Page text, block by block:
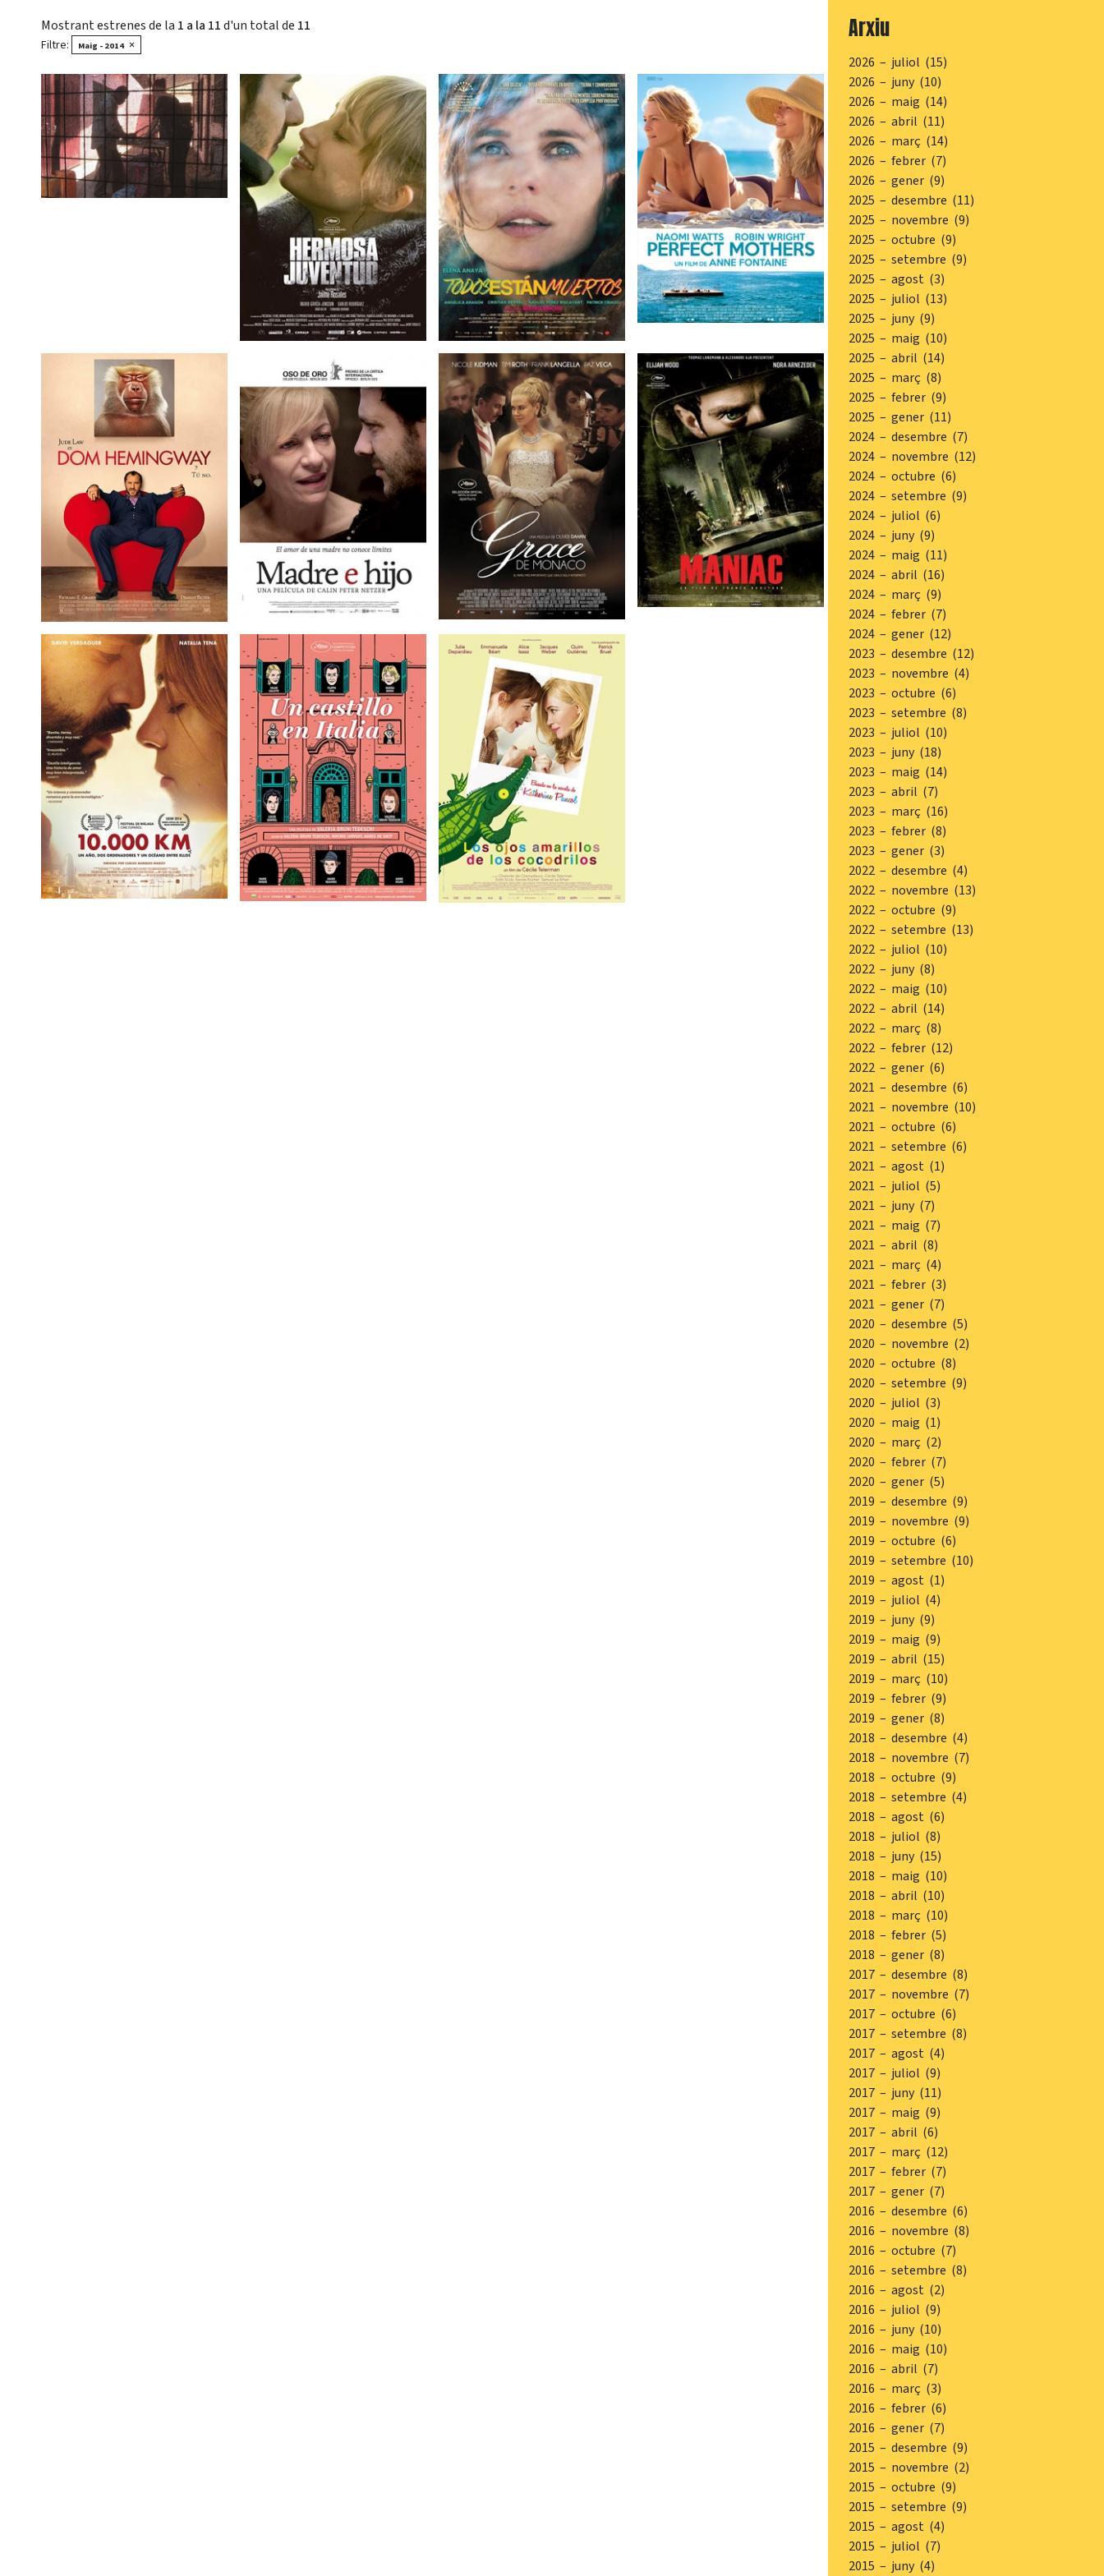
Mostrant estrenes de la 1 a la 11d'un total de 11
Filtre: Maig - 2014 ×
Arxiu
2026 – juliol (15)
2026 – juny (10)
2026 – maig (14)
2026 – abril (11)
2026 – març (14)
2026 – febrer (7)
2026 – gener (9)
2025 – desembre (11)
2025 – novembre (9)
2025 – octubre (9)
2025 – setembre (9)
2025 – agost (3)
2025 – juliol (13)
2025 – juny (9)
2025 – maig (10)
2025 – abril (14)
2025 – març (8)
2025 – febrer (9)
2025 – gener (11)
2024 – desembre (7)
2024 – novembre (12)
2024 – octubre (6)
2024 – setembre (9)
2024 – juliol (6)
2024 – juny (9)
2024 – maig (11)
2024 – abril (16)
2024 – març (9)
2024 – febrer (7)
2024 – gener (12)
2023 – desembre (12)
2023 – novembre (4)
2023 – octubre (6)
2023 – setembre (8)
2023 – juliol (10)
2023 – juny (18)
2023 – maig (14)
2023 – abril (7)
2023 – març (16)
2023 – febrer (8)
2023 – gener (3)
2022 – desembre (4)
2022 – novembre (13)
2022 – octubre (9)
2022 – setembre (13)
2022 – juliol (10)
2022 – juny (8)
2022 – maig (10)
2022 – abril (14)
2022 – març (8)
2022 – febrer (12)
2022 – gener (6)
2021 – desembre (6)
2021 – novembre (10)
2021 – octubre (6)
2021 – setembre (6)
2021 – agost (1)
2021 – juliol (5)
2021 – juny (7)
2021 – maig (7)
2021 – abril (8)
2021 – març (4)
2021 – febrer (3)
2021 – gener (7)
2020 – desembre (5)
2020 – novembre (2)
2020 – octubre (8)
2020 – setembre (9)
2020 – juliol (3)
2020 – maig (1)
2020 – març (2)
2020 – febrer (7)
2020 – gener (5)
2019 – desembre (9)
2019 – novembre (9)
2019 – octubre (6)
2019 – setembre (10)
2019 – agost (1)
2019 – juliol (4)
2019 – juny (9)
2019 – maig (9)
2019 – abril (15)
2019 – març (10)
2019 – febrer (9)
2019 – gener (8)
2018 – desembre (4)
2018 – novembre (7)
2018 – octubre (9)
2018 – setembre (4)
2018 – agost (6)
2018 – juliol (8)
2018 – juny (15)
2018 – maig (10)
2018 – abril (10)
2018 – març (10)
2018 – febrer (5)
2018 – gener (8)
2017 – desembre (8)
2017 – novembre (7)
2017 – octubre (6)
2017 – setembre (8)
2017 – agost (4)
2017 – juliol (9)
2017 – juny (11)
2017 – maig (9)
2017 – abril (6)
2017 – març (12)
2017 – febrer (7)
2017 – gener (7)
2016 – desembre (6)
2016 – novembre (8)
2016 – octubre (7)
2016 – setembre (8)
2016 – agost (2)
2016 – juliol (9)
2016 – juny (10)
2016 – maig (10)
2016 – abril (7)
2016 – març (3)
2016 – febrer (6)
2016 – gener (7)
2015 – desembre (9)
2015 – novembre (2)
2015 – octubre (9)
2015 – setembre (9)
2015 – agost (4)
2015 – juliol (7)
2015 – juny (4)